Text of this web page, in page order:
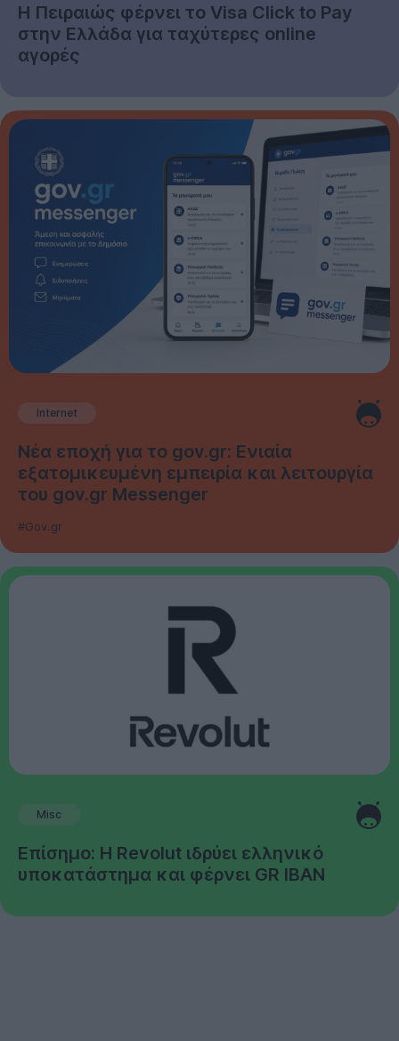
Η Πειραιώς φέρνει το Visa Click to Pay
στην Ελλάδα για ταχύτερες online
αγορές
Internet
Νέα εποχή για το gov.gr: Ενιαία
εξατομικευμένη εμπειρία και λειτουργία
του gov.gr Messenger
#Gov.gr
Misc
Επίσημο: Η Revolut ιδρύει ελληνικό
υποκατάστημα και φέρνει GR IBAN